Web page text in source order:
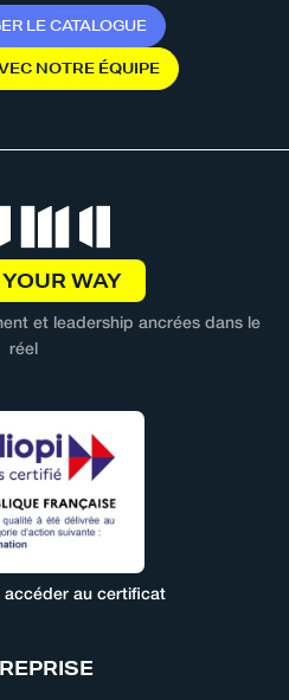
ER LE CATALOGUE
EC NOTRE ÉQUIPE
WAY
et leadership ancrées dans le
réel
accéder au certificat